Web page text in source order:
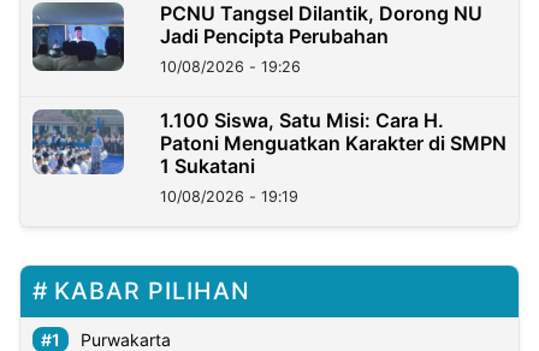
PCNU Tangsel Dilantik, Dorong NU
Jadi Pencipta Perubahan
10/08/2026 - 19:26
1.100 Siswa, Satu Misi: Cara H.
Patoni Menguatkan Karakter di SMPN
1 Sukatani
10/08/2026 - 19:19
KABAR PILIHAN
Purwakarta